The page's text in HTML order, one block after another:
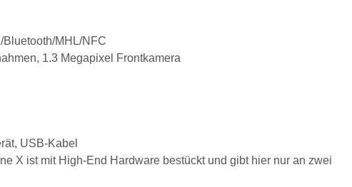
MHL/NFC
1.3 Megapixel Frontkamera
USB-Kabel
X ist mit High-End Hardware bestückt und gibt hier nur an zwei